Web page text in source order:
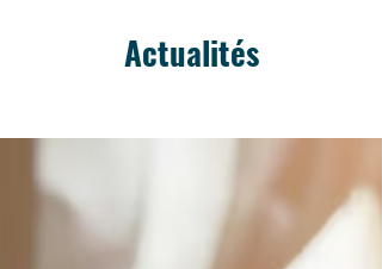
Actualités